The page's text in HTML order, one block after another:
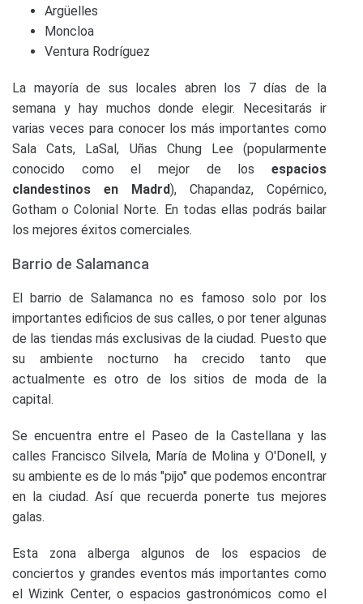
Argüelles
Moncloa
Ventura Rodríguez
La mayoría de sus locales abren los 7 días de la
semana y hay muchos donde elegir. Necesitarás ir
varias veces para conocer los más importantes como
Sala Cats, LaSal, Uñas Chung Lee (popularmente
conocido como el mejor de los espacios
clandestinos en Madrd), Chapandaz, Copérnico,
Gotham o Colonial Norte. En todas ellas podrás bailar
los mejores éxitos comerciales.
Barrio de Salamanca
El barrio de Salamanca no es famoso solo por los
importantes edificios de sus calles, o por tener algunas
de las tiendas más exclusivas de la ciudad. Puesto que
su ambiente nocturno ha crecido tanto que
actualmente es otro de los sitios de moda de la
capital.
Se encuentra entre el Paseo de la Castellana y las
calles Francisco Silvela, María de Molina y O'Donell, y
su ambiente es de lo más "pijo" que podemos encontrar
en la ciudad. Así que recuerda ponerte tus mejores
galas.
Esta zona alberga algunos de los espacios de
conciertos y grandes eventos más importantes como
el Wizink Center, o espacios gastronómicos como el